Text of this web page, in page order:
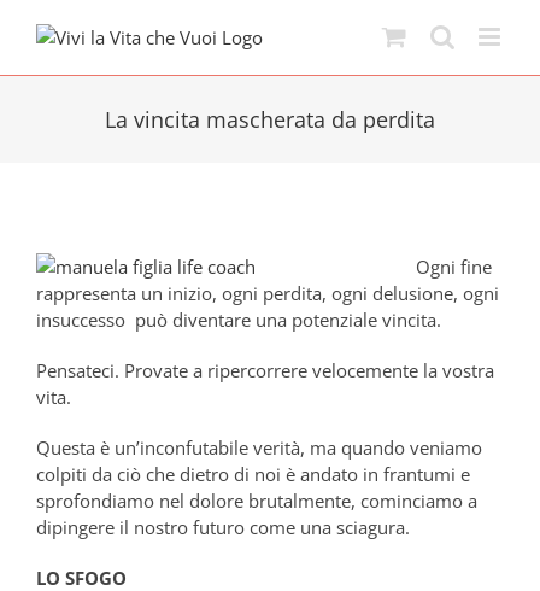
La vincita mascherata da perdita
Ogni fine
rappresenta un inizio, ogni perdita, ogni delusione, ogni
insuccesso può diventare una potenziale vincita.
Pensateci. Provate a ripercorrere velocemente la vostra
vita.
Questa è un’inconfutabile verità, ma quando veniamo
colpiti da ciò che dietro di noi è andato in frantumi e
sprofondiamo nel dolore brutalmente, cominciamo a
dipingere il nostro futuro come una sciagura.
LO SFOGO